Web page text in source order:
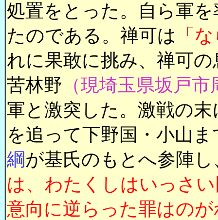
処置をとった。自ら軍
たのである。禅可は 「
れに果敢に挑み、禅可
苦林野 （現埼玉県坂戸市
軍と激突した。激戦の
を追って下野国・小山
綱が基氏のもとへ参陣し
は、わたくしはいっさ
意向に逆らった罪はの